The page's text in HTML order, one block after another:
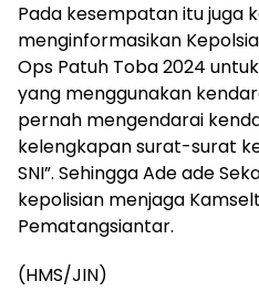
Pada kesempatan itu juga
menginformasikan
Ops Patuh Toba 2024
yang menggunakan
pernah mengendarai
kelengkapan surat-surat
SNI”. Sehingga Ade ade
kepolisian menjaga
Pematangsiantar.
(HMS/JIN)